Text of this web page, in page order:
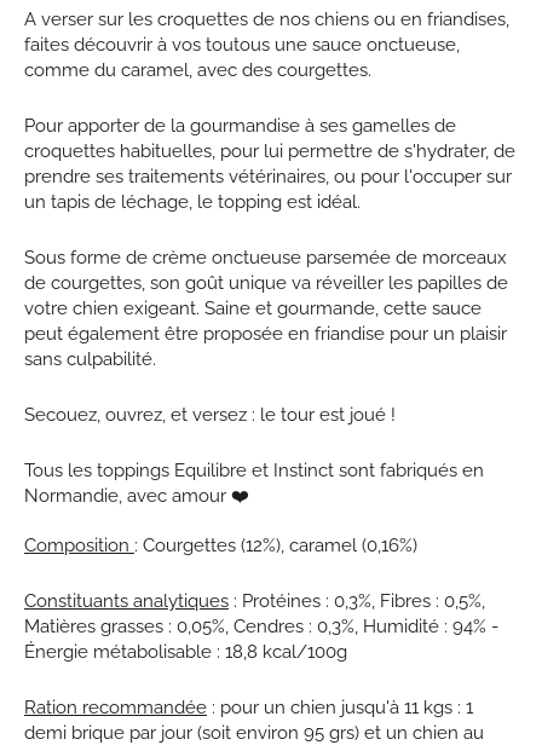
A verser sur les croquettes de nos chiens ou en friandises,
faites découvrir à vos toutous une sauce onctueuse,
comme du caramel, avec des courgettes.
Pour apporter de la gourmandise à ses gamelles de
croquettes habituelles, pour lui permettre de s'hydrater, de
prendre ses traitements vétérinaires, ou pour l'occuper sur
un tapis de léchage, le topping est idéal.
Sous forme de crème onctueuse parsemée de morceaux
de courgettes, son goût unique va réveiller les papilles de
votre chien exigeant. Saine et gourmande, cette sauce
peut également être proposée en friandise pour un plaisir
sans culpabilité.
Secouez, ouvrez, et versez : le tour est joué !
Tous les toppings Equilibre et Instinct sont fabriqués en
Normandie, avec amour ❤️
Composition : Courgettes (12%), caramel (0,16%)
Constituants analytiques : Protéines : 0,3%, Fibres : 0,5%,
Matières grasses : 0,05%, Cendres : 0,3%, Humidité : 94% -
Énergie métabolisable : 18,8 kcal/100g
Ration recommandée : pour un chien jusqu'à 11 kgs : 1
demi brique par jour (soit environ 95 grs) et un chien au